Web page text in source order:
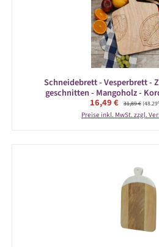
Schneidebrett - Vesperbrett - Zitronenmotiv längs
geschnitten - Mangoholz -
Verkaufspreis:
16,49 € Regulärer
31,89 €
Preise inkl. MwSt. zzgl.